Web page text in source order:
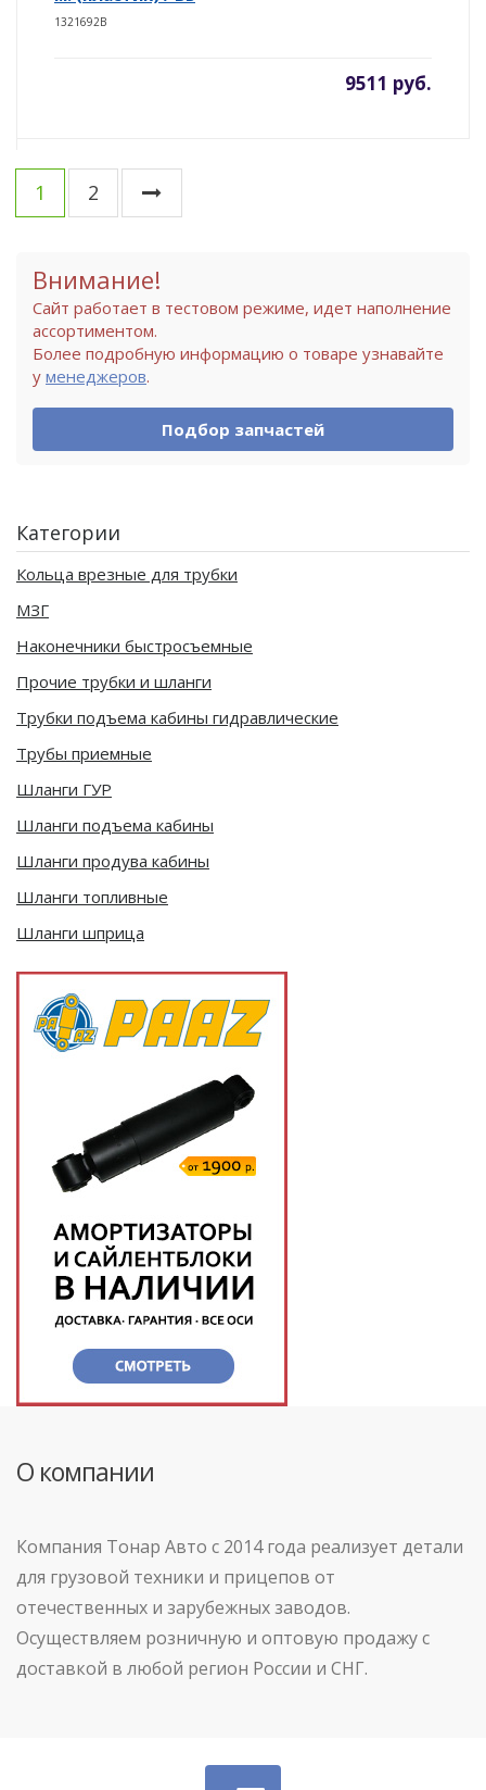
1321692B
9511 руб.
1 2
Внимание!
Сайт работает в тестовом режиме, идет наполнение
ассортиментом.
Более подробную информацию о товаре узнавайте
у менеджеров.
Подбор запчастей
Категории
Кольца врезные для трубки
МЗГ
Наконечники быстросъемные
Прочие трубки и шланги
Трубки подъема кабины гидравлические
Трубы приемные
Шланги ГУР
Шланги подъема кабины
Шланги продува кабины
Шланги топливные
Шланги шприца
О компании
Компания Тонар Авто с 2014 года реализует детали
для грузовой техники и прицепов от
отечественных и зарубежных заводов.
Осуществляем розничную и оптовую продажу с
доставкой в любой регион России и СНГ.